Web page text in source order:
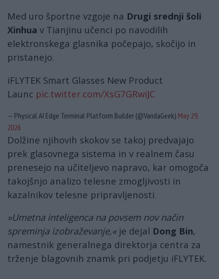
Med uro športne vzgoje na Drugi srednji šoli
Xinhua v Tianjinu učenci po navodilih
elektronskega glasnika počepajo, skočijo in
pristanejo.
iFLYTEK Smart Glasses New Product
Launc pic.twitter.com/XsG7GRwiJC
— Physical AI Edge Terminal Platform Builder (@VandaGeek) May 29,
2026
Dolžine njihovih skokov se takoj predvajajo
prek glasovnega sistema in v realnem času
prenesejo na učiteljevo napravo, kar omogoča
takojšnjo analizo telesne zmogljivosti in
kazalnikov telesne pripravljenosti.
»Umetna inteligenca na povsem nov način
spreminja izobraževanje,«je dejal Dong Bin,
namestnik generalnega direktorja centra za
trženje blagovnih znamk pri podjetju iFLYTEK.